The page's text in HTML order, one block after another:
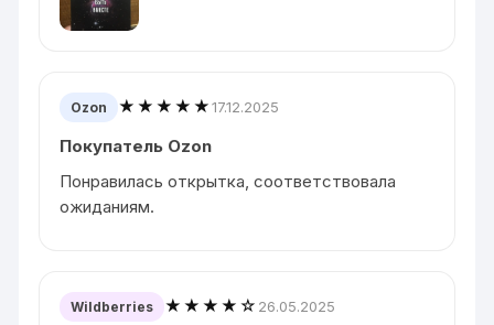
Ozon ★★★★★17.12.2025
Покупатель Ozon
Понравилась открытка, соответствовала
ожиданиям.
Wildberries ★★★★☆ 26.05.2025